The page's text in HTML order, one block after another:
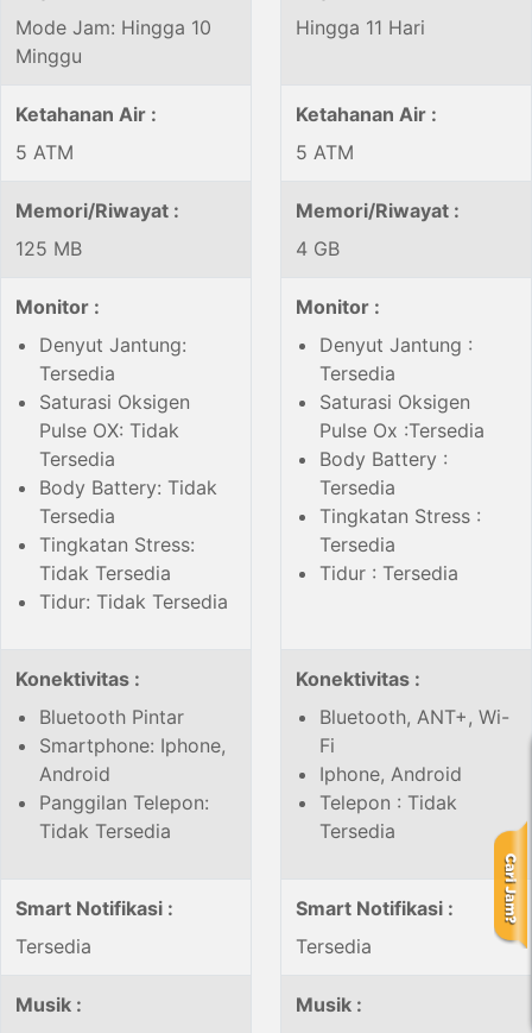
Mode Jam: Hingga 10
Minggu
Hingga 11 Hari
Ketahanan Air :
5 ATM
Ketahanan Air :
5 ATM
Memori/Riwayat :
125 MB
Memori/Riwayat :
4 GB
Monitor :
Denyut Jantung:
Tersedia
Saturasi Oksigen
Pulse OX: Tidak
Tersedia
Body Battery: Tidak
Tersedia
Tingkatan Stress:
Tidak Tersedia
Tidur: Tidak Tersedia
Monitor :
Denyut Jantung :
Tersedia
Saturasi Oksigen
Pulse Ox :Tersedia
Body Battery :
Tersedia
Tingkatan Stress :
Tersedia
Tidur : Tersedia
Konektivitas :
Bluetooth Pintar
Smartphone: Iphone,
Android
Panggilan Telepon:
Tidak Tersedia
Konektivitas :
Bluetooth, ANT+, Wi-
Fi
Iphone, Android
Telepon : Tidak
Tersedia
Smart Notifikasi :
Tersedia
Smart Notifikasi :
Tersedia
Musik :
Musik :